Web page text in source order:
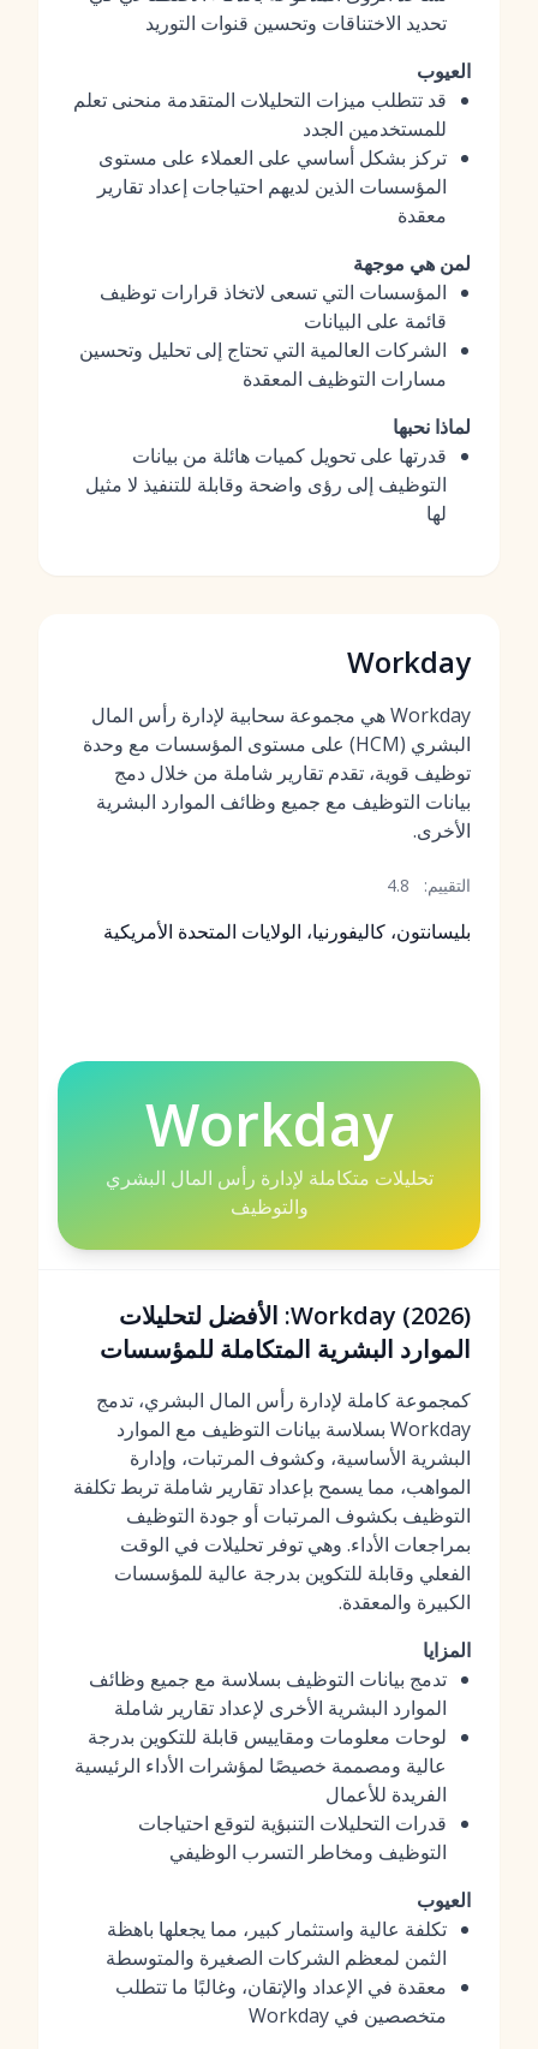
تحديد الاختناقات وتحسين قنوات التوريد
العيوب
قد تتطلب ميزات التحليلات المتقدمة منحنى تعلم
للمستخدمين الجدد
تركز بشكل أساسي على العملاء على مستوى
المؤسسات الذين لديهم احتياجات إعداد تقارير
معقدة
لمن هي موجهة
المؤسسات التي تسعى لاتخاذ قرارات توظيف
قائمة على البيانات
الشركات العالمية التي تحتاج إلى تحليل وتحسين
مسارات التوظيف المعقدة
لماذا نحبها
قدرتها على تحويل كميات هائلة من بيانات
التوظيف إلى رؤى واضحة وقابلة للتنفيذ لا مثيل
لها
Workday
Workday هي مجموعة سحابية لإدارة رأس المال
البشري (HCM) على مستوى المؤسسات مع وحدة
توظيف قوية، تقدم تقارير شاملة من خلال دمج
بيانات التوظيف مع جميع وظائف الموارد البشرية
الأخرى.
التقييم: 4.8
بليسانتون، كاليفورنيا، الولايات المتحدة الأمريكية
Workday
تحليلات متكاملة لإدارة رأس المال البشري
والتوظيف
Workday (2026): الأفضل لتحليلات
الموارد البشرية المتكاملة للمؤسسات
كمجموعة كاملة لإدارة رأس المال البشري، تدمج
Workday بسلاسة
بيانات التوظيف مع الموارد
البشرية الأساسية، وكشوف المرتبات، وإدارة
المواهب، مما يسمح بإعداد تقارير شاملة تربط تكلفة
التوظيف بكشوف المرتبات أو جودة التوظيف
بمراجعات الأداء. وهي توفر تحليلات في الوقت
الفعلي وقابلة للتكوين بدرجة عالية للمؤسسات
الكبيرة والمعقدة.
المزايا
تدمج بيانات التوظيف بسلاسة مع جميع وظائف
الموارد البشرية الأخرى لإعداد تقارير شاملة
لوحات معلومات ومقاييس قابلة للتكوين بدرجة
عالية ومصممة خصيصًا لمؤشرات الأداء الرئيسية
الفريدة للأعمال
قدرات التحليلات التنبؤية لتوقع احتياجات
التوظيف ومخاطر التسرب الوظيفي
العيوب
تكلفة عالية واستثمار كبير، مما يجعلها باهظة
الثمن لمعظم الشركات الصغيرة والمتوسطة
معقدة في الإعداد والإتقان، وغالبًا ما تتطلب
متخصصين في Workday